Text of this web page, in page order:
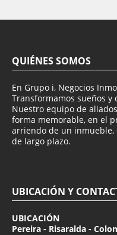
QUIÉNES SOMOS
En Grupo i, Negocios
Transformamos sueños
Nuestro equipo de
forma memorable, en el
arriendo de un inmueble,
de largo plazo.
UBICACIÓN Y
UBICACIÓN
Pereira - Risaralda -